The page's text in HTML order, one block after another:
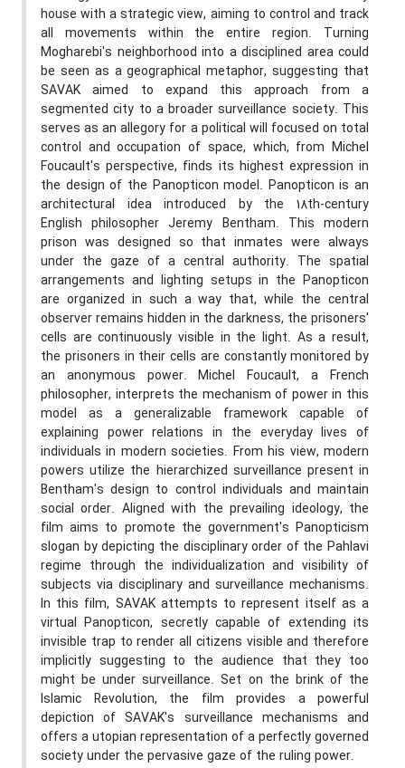
house with a strategic view, aiming to control and track
all movements within the entire region. Turning
Mogharebi's neighborhood into a disciplined area could
be seen as a geographical metaphor, suggesting that
SAVAK aimed to expand this approach from a
segmented city to a broader surveillance society. This
serves as an allegory for a political will focused on total
control and occupation of space, which, from Michel
Foucault's perspective, finds its highest expression in
the design of the Panopticon model. Panopticon is an
architectural idea introduced by the 18th-century
English philosopher Jeremy Bentham. This modern
prison was designed so that inmates were always
under the gaze of a central authority. The spatial
arrangements and lighting setups in the Panopticon
are organized in such a way that, while the central
observer remains hidden in the darkness, the prisoners'
cells are continuously visible in the light. As a result,
the prisoners in their cells are constantly monitored by
an anonymous power. Michel Foucault, a French
philosopher, interprets the mechanism of power in this
model as a generalizable framework capable of
explaining power relations in the everyday lives of
individuals in modern societies. From his view, modern
powers utilize the hierarchized surveillance present in
Bentham's design to control individuals and maintain
social order. Aligned with the prevailing ideology, the
film aims to promote the government's Panopticism
slogan by depicting the disciplinary order of the Pahlavi
regime through the individualization and visibility of
subjects via disciplinary and surveillance mechanisms.
In this film, SAVAK attempts to represent itself as a
virtual Panopticon, secretly capable of extending its
invisible trap to render all citizens visible and therefore
implicitly suggesting to the audience that they too
might be under surveillance. Set on the brink of the
Islamic Revolution, the film provides a powerful
depiction of SAVAK's surveillance mechanisms and
offers a utopian representation of a perfectly governed
society under the pervasive gaze of the ruling power.